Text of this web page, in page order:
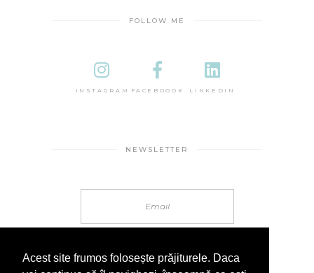
FOLLOW ME
INSTAGRAM FACEBOOOK LINKEDIN
NEWSLETTER
Acest site frumos folosește prăjiturele. Daca